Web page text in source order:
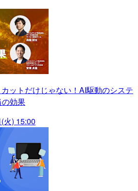
カットだけじゃない！AI駆動のシステ
効果
火) 15:00